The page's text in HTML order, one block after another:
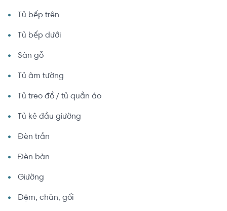
Tủ bếp trên
Tủ bếp dưới
Sàn gỗ
Tủ âm tường
Tủ treo đồ / tủ quần áo
Tủ kê đầu giường
Đèn trần
Đèn bàn
Giường
Đệm, chăn, gối